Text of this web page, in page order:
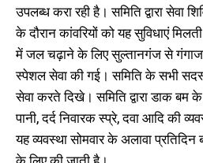
सोनौरा पैक्स के कार्यकारिणी के 7
सदस्यों ने दिया इस्तीफा
December 7, 2024
In "औरंगाबाद"
उपलब्ध करा रही है। समिति द्वारा सेवा
के दौरान कांवरियों को यह सुविधाएं
में जल चढ़ाने के लिए सुल्तानगंज से
स्पेशल सेवा की गई। समिति के सभी
सेवा करते दिखे। समिति द्वारा डाक
पानी, दर्द निवारक स्प्रे, दवा आदि की
यह व्यवस्था सोमवार के अलावा प्रतिदिन